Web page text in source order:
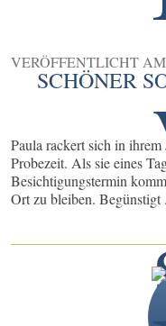
VERÖFFENTLICHT AM
SCHÖNER
Paula rackert sich in
Probezeit. Als sie eines
Besichtigungstermin
Ort zu bleiben. Begünstigt